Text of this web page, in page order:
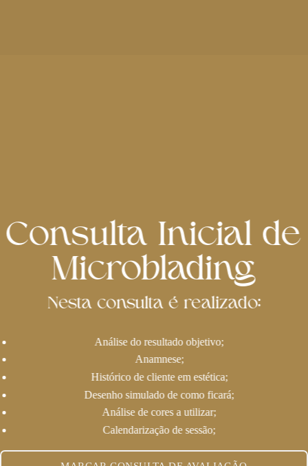
Consulta Inicial de
Microblading
Nesta consulta é realizado:
Análise do resultado objetivo;
Anamnese;
Histórico de cliente em estética;
Desenho simulado de como ficará;
Análise de cores a utilizar;
Calendarização de sessão;